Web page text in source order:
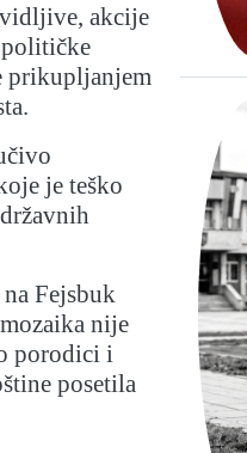
akcije
političke
prikupljanjem
je teško
Fejsbuk
nije
porodici i
posetila